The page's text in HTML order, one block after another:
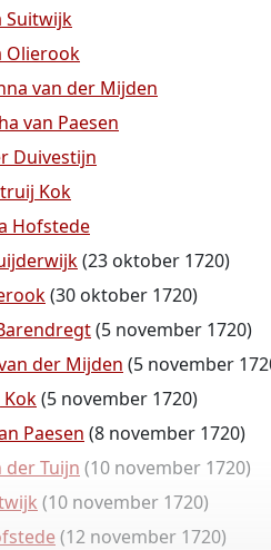
Suitwijk
Olierook
van der Mijden
van Paesen
Duivestijn
Kok
Hofstede
(23 oktober 1720)
(30 oktober 1720)
(5 november 1720)
der Mijden (5 november
(5 november 1720)
Paesen (8 november 1720)
der Tuijn (10 november 1720)
(10 november 1720)
(12 november 1720)